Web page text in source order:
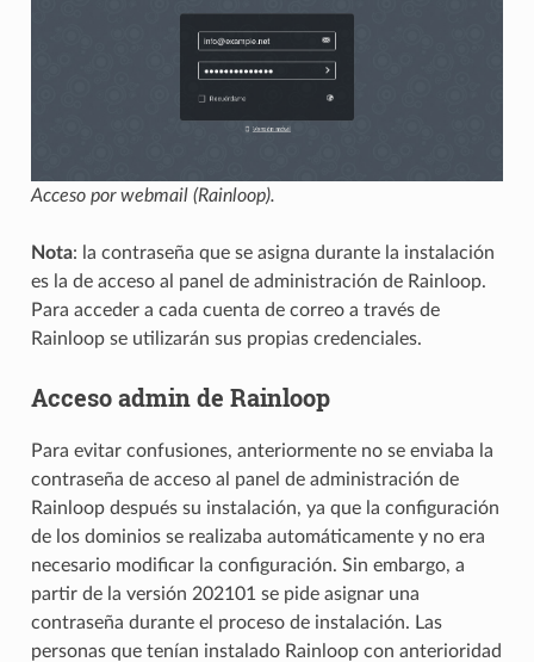
Acceso por webmail (Rainloop).
Nota: la contraseña que se asigna durante la instalación
es la de acceso al panel de administración de Rainloop.
Para acceder a cada cuenta de correo a través de
Rainloop se utilizarán sus propias credenciales.
Acceso admin de Rainloop
Para evitar confusiones, anteriormente no se enviaba la
contraseña de acceso al panel de administración de
Rainloop después su instalación, ya que la configuración
de los dominios se realizaba automáticamente y no era
necesario modificar la configuración. Sin embargo, a
partir de la versión 202101 se pide asignar una
contraseña durante el proceso de instalación. Las
personas que tenían instalado Rainloop con anterioridad